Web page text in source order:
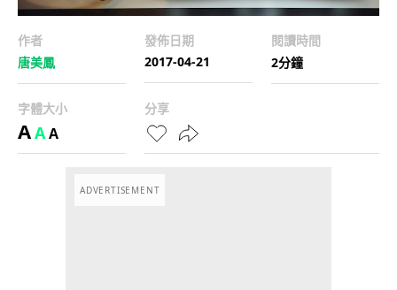
作者
唐美鳳
發佈日期
2017-04-21
閱讀時間
2分鐘
字體大小
AAA
分享
ADVERTISEMENT